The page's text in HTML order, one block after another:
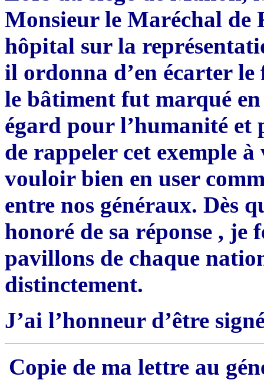
Monsieur le Maréchal de
hôpital sur la
il ordonna d’en écarter le
le bâtiment fut marqué en
égard pour l’humanité et
de rappeler cet exemple
vouloir bien en user
entre nos généraux. Dès
honoré de sa réponse , je
pavillons de chaque
distinctement.
J’ai l’honneur d’être
Copie de ma lettre au